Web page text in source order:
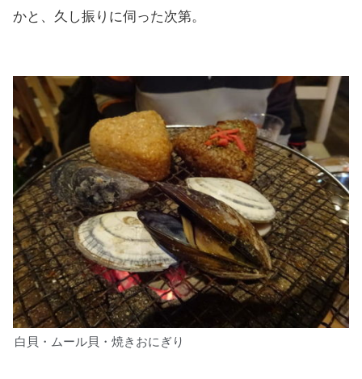
かと、久し振りに伺った次第。
白貝・ムール貝・焼きおにぎり